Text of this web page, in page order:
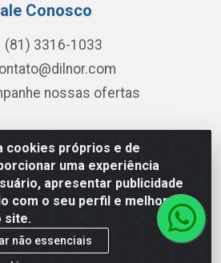
cookies próprios e de
uma experiência
apresentar publicidade
com o seu perfil e melhorar a
site.
não essenciais
Conosco
(81) 3316-1033
nossas ofertas
Rua Professor Joaquim Cavalcanti,
PE - CEP 50800-010 - CNPJ
0001-51